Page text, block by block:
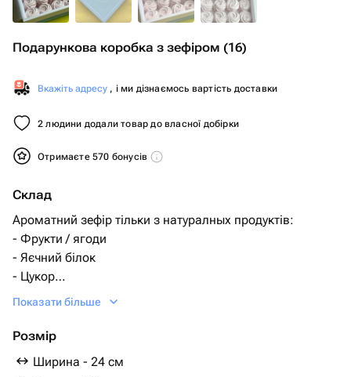
Подарункова коробка з зефіром (16)
Вкажіть адресу , і ми дізнаємось вартість доставки
2 людини додали товар до власної добірки
Отримаєте 570 бонусів
Склад
Ароматний зефір тільки з натуралных продуктів:
- Фрукти / ягоди
- Яєчний білок
- Цукор
- Агар-агар
Показати більше
Розмір
Ширина - 24 см